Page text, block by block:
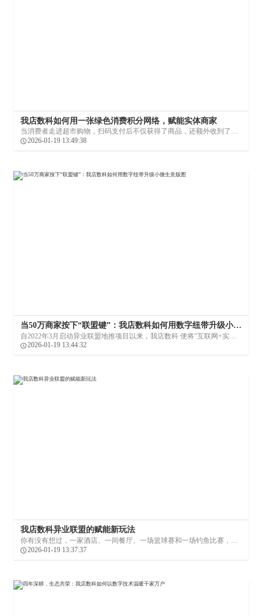
我店数科如何用一张绿色消费积分网络，赋能实体商家
当消费者走进超市购物，扫码支付后不仅获得了商品，还额外收到了一
笔可以跨店、跨城甚至跨省使用的消费优惠券——这看似微小的变化，
2026-01-19 13:49:38
当50万商家按下“联盟键”：我店数科如何用数字纽带升级小微
生意版图
自2022年3月启动异业联盟地推项目以来，我店数科 便将“互联网+实体
终端”的理念，转化为一场席卷全国、惠及数十万商家的生动实践。其核
2026-01-19 13:44:32
我店数科异业联盟的赋能新玩法
你有没有想过，一家酒店、一间餐厅、一场篮球赛和一场钓鱼比赛，能
在一个平台上产生怎样的化学反应？2025年，我店数科用一场又一场的
2026-01-19 13:37:37